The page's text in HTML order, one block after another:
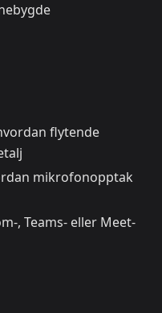
flytende
mikrofonopptak
, Teams- eller Meet-